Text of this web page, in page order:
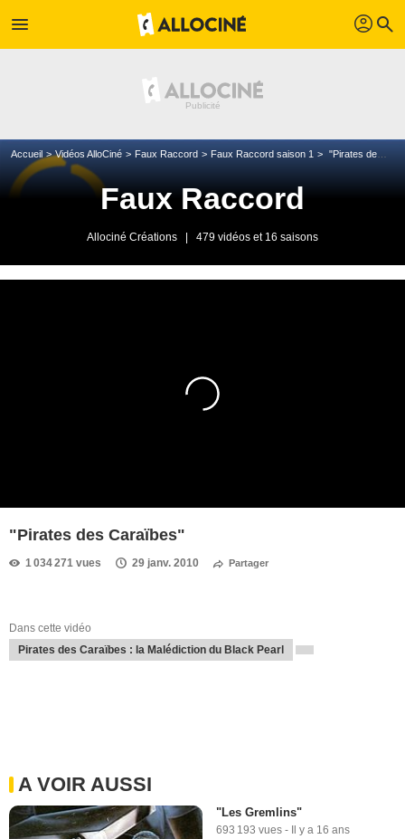
menu profil search
Accueil Vidéos AlloCiné Faux Raccord Faux Raccord saison 1 "Pirates des Caraïbes"
Faux Raccord
Allociné Créations 479 vidéos et 16 saisons
"Pirates des Caraïbes"
1 034 271 vues 29 janv. 2010 Partager
Dans cette vidéo
Pirates des Caraïbes : la Malédiction du Black Pearl
A VOIR AUSSI
"Les Gremlins"
693 193 vues - Il y a 16 ans